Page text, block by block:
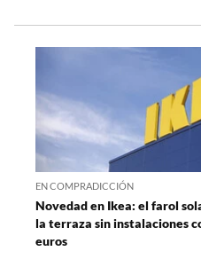
EN COMPRADICCIÓN
Novedad en Ikea: el farol
la terraza sin instalaciones
euros